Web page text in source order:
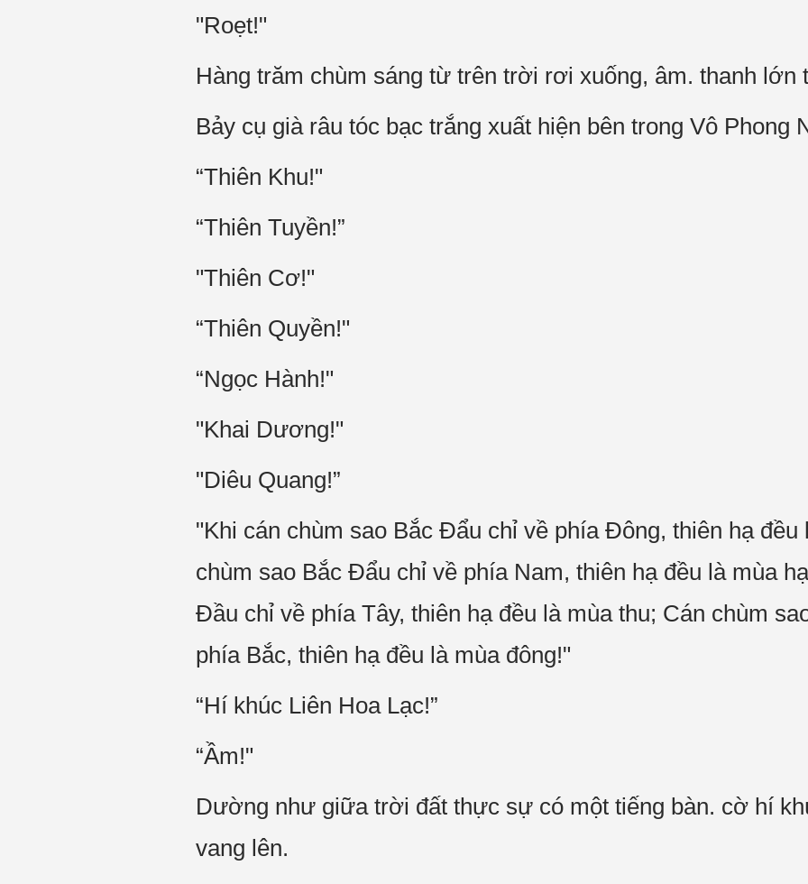
"Roẹt!"
Hàng trăm chùm sáng từ trên trời rơi xuống, âm. thanh lớn
Bảy cụ già râu tóc bạc trắng xuất hiện bên trong Vô Phong
“Thiên Khu!"
“Thiên Tuyền!”
"Thiên Cơ!"
“Thiên Quyền!"
“Ngọc Hành!"
"Khai Dương!"
"Diêu Quang!”
"Khi cán chùm sao Bắc Đẩu chỉ về phía Đông, thiên hạ đều
chùm sao Bắc Đẩu chỉ về phía Nam, thiên hạ đều là mùa
Đầu chỉ về phía Tây, thiên hạ đều là mùa thu; Cán chùm
phía Bắc, thiên hạ đều là mùa đông!"
“Hí khúc Liên Hoa Lạc!”
“Ầm!"
Dường như giữa trời đất thực sự có một tiếng bàn. cờ hí
vang lên.